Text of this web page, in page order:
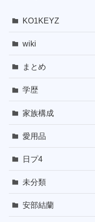
KO1KEYZ
wiki
まとめ
学歴
家族構成
愛用品
日プ4
未分類
安部結蘭